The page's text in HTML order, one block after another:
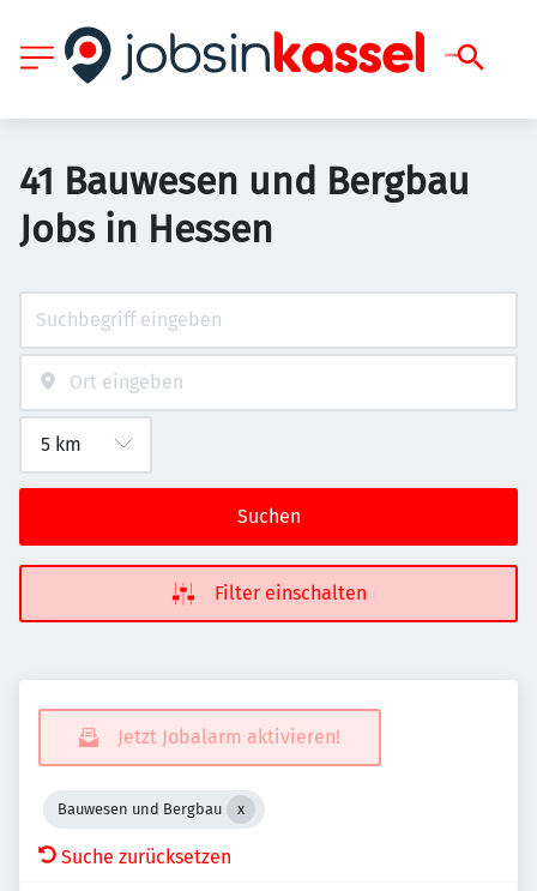
41 Bauwesen und Bergbau
Jobs in Hessen
Suchen
Filter einschalten
Jetzt Jobalarm aktivieren!
Bauwesen und Bergbau
Suche zurücksetzen